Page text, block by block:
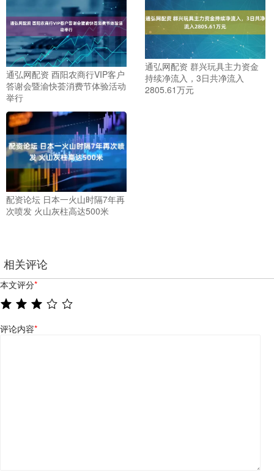
通弘网配资 酉阳农商行VIP客户
答谢会暨渝快荟消费节体验活动
举行
通弘网配资 群兴玩具主力资金
持续净流入，3日共净流入
2805.61万元
配资论坛 日本一火山时隔7年再
次喷发 火山灰柱高达500米
相关评论
本文评分*
评论内容*